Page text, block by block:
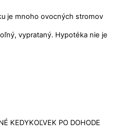
je mnoho ovocných stromov
vyprataný. Hypotéka nie je
KEDYKOĽVEK PO DOHODE